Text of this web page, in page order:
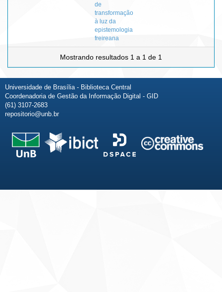
de
transformação
à luz da
epistemologia
freireana
Mostrando resultados 1 a 1 de 1
Universidade de Brasília - Biblioteca Central
Coordenadoria de Gestão da Informação Digital - GID
(61) 3107-2683
repositorio@unb.br